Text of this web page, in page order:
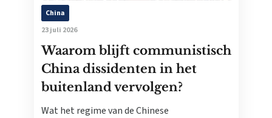
China
23 juli 2026
Waarom blijft communistisch
China dissidenten in het
buitenland vervolgen?
Wat het regime van de Chinese